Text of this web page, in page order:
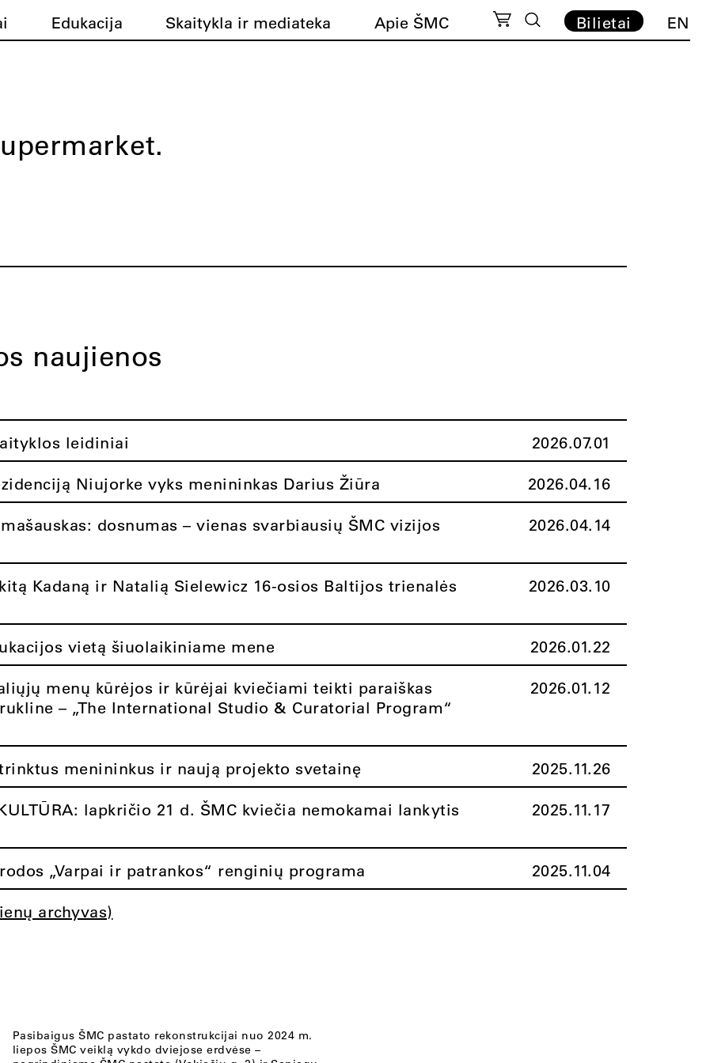
Edukacija Skaitykla ir mediateka Apie ŠMC Bilietai EN
naujienos
leidiniai 2026.07.01
Niujorke vyks menininkas Darius Žiūra 2026.04.16
dosnumas – vienas svarbiausių ŠMC vizijos
2026.04.14
Kadaną ir Natalią Sielewicz 16-osios Baltijos trienalės
2026.03.10
vietą šiuolaikiniame mene 2026.01.22
menų kūrėjos ir kūrėjai kviečiami teikti paraiškas
– „The International Studio & Curatorial Program“
2026.01.12
menininkus ir naują projekto svetainę 2025.11.26
lapkričio 21 d. ŠMC kviečia nemokamai lankytis
2025.11.17
„Varpai ir patrankos“ renginių programa 2025.11.04
archyvas)
Pasibaigus ŠMC pastato rekonstrukcijai nuo 2024 m.
liepos ŠMC veiklą vykdo dviejose erdvėse –